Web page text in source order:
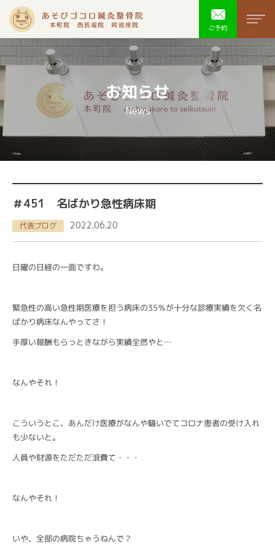
ご予約
あそびゴコ
お知らせ
News
＃451 名ばかり急性病床期
代表ブログ 2022.06.20
日曜の日経の一面ですわ。
緊急性の高い急性期医療を担う病床の35％が十分な診療実績を欠く名
ばかり病床なんやってさ！
手厚い報酬もらっときながら実績全然やと…
なんやそれ！
こういうとこ、あんだけ医療がなんや騒いでてコロナ患者の受け入れ
も少ないと。
人員や財源をただただ浪費て・・・
なんやそれ！
いや、全部の病院ちゃうねんで？